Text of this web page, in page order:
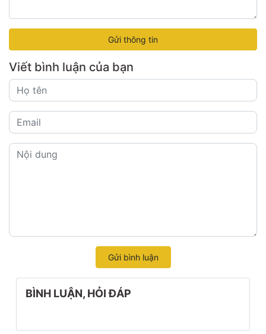
Gửi thông tin
Viết bình luận của bạn
Gửi bình luận
BÌNH LUẬN, HỎI ĐÁP